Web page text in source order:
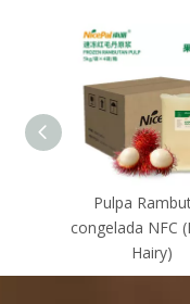
Pulpa
congelada NFC
Hairy)